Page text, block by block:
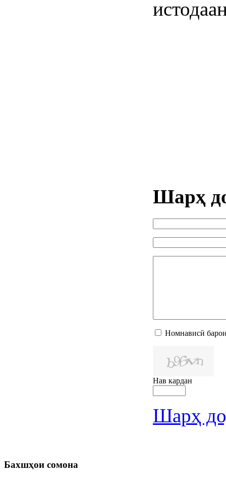
Шарҳ
Номнависӣ
Нав кардан
Шарҳ
Бахшҳои сомона